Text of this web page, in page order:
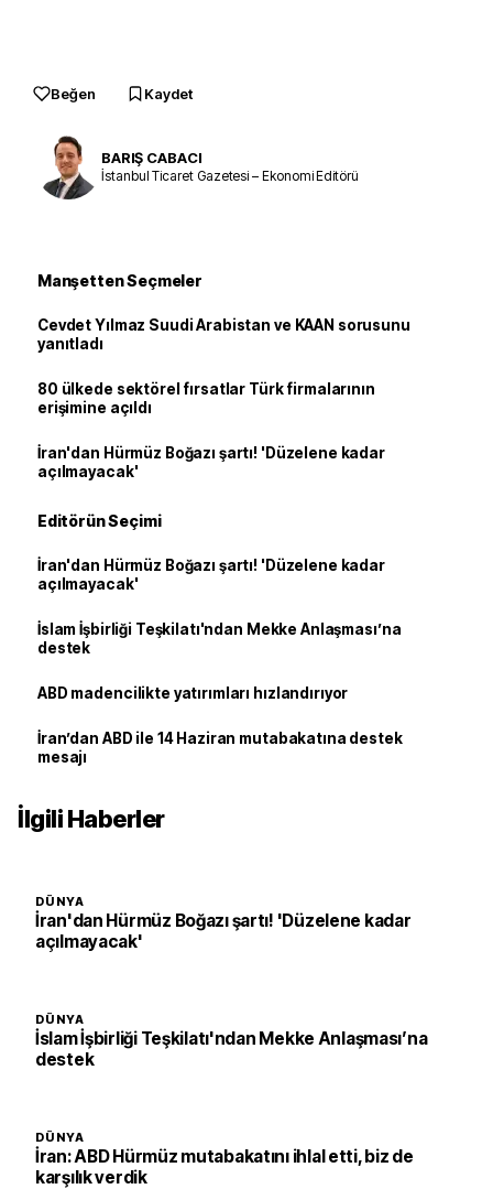
Beğen Kaydet
BARIŞ CABACI
İstanbul Ticaret Gazetesi – Ekonomi Editörü
Manşetten Seçmeler
Cevdet Yılmaz Suudi Arabistan ve KAAN sorusunu
yanıtladı
80 ülkede sektörel fırsatlar Türk firmalarının
erişimine açıldı
İran'dan Hürmüz Boğazı şartı! 'Düzelene kadar
açılmayacak'
Editörün Seçimi
İran'dan Hürmüz Boğazı şartı! 'Düzelene kadar
açılmayacak'
İslam İşbirliği Teşkilatı'ndan Mekke Anlaşması’na
destek
ABD madencilikte yatırımları hızlandırıyor
İran’dan ABD ile 14 Haziran mutabakatına destek
mesajı
İlgili Haberler
DÜNYA
İran'dan Hürmüz Boğazı şartı! 'Düzelene kadar
açılmayacak'
DÜNYA
İslam İşbirliği Teşkilatı'ndan Mekke Anlaşması’na
destek
DÜNYA
İran: ABD Hürmüz mutabakatını ihlal etti, biz de
karşılık verdik